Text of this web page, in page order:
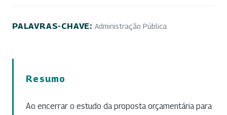
PALAVRAS-CHAVE: Administração Pública
Resumo
Ao encerrar o estudo da proposta orçamentária para